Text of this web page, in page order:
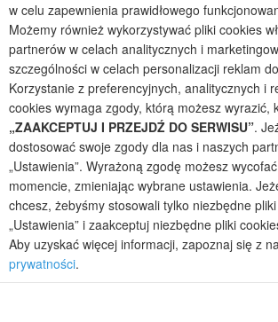
2026 © ARCHON+ Biuro Projektów - Tradycyjne i
projekty domów - autorska pracownia architektoniczna
przez arch. Barbarę Mendel
Z uwagi na ciągłe doskonalenie procesu powstawania
normą ISO 9001), prezentowane na stronie projekty
nieznacznie różnić się od dokumentacji technicznej.
Informujemy, iż w celu optymalizacji treści dostępnych
dostosowania ich do Państwa indywidualnych potrzeb
informacji zapisanych za pomocą plików cookies na
końcowych użytkowników. Pliki cookies użytkownik
pomocą ustawień swojej przeglądarki internetowej.
naszego serwisu internetowego, bez zmiany ustawień
internetowej oznacza, iż użytkownik akceptuje
Więcej informacji zawartych jest w polityce prywatności.
Polityka prywatności
Reklamacje
Jak zmienić ustawienia cookies
w celu zapewnienia prawidłowego
Możemy również wykorzystywać pliki cookies
partnerów w celach analitycznych i
szczególności w celach personalizacji reklam
Korzystanie z preferencyjnych, analitycznych i
cookies wymaga zgody, którą możesz wyrazić,
„ZAAKCEPTUJ I PRZEJDŹ DO SERWISU”.
dostosować swoje zgody dla nas i naszych
„Ustawienia”. Wyrażoną zgodę możesz
momencie, zmieniając wybrane ustawienia.
chcesz, żebyśmy stosowali tylko niezbędne
„Ustawienia” i zaakceptuj niezbędne pliki
Aby uzyskać więcej informacji, zapoznaj się z
prywatności.